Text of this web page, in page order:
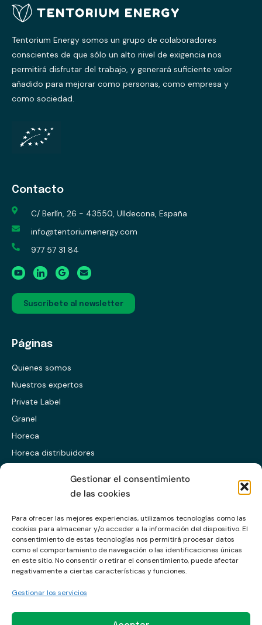
Gestionar el consentimiento
de las cookies
Para ofrecer las mejores experiencias, utilizamos tecnologías como las
cookies para almacenar y/o acceder a la información del dispositivo. El
consentimiento de estas tecnologías nos permitirá procesar datos
como el comportamiento de navegación o las identificaciones únicas
en este sitio. No consentir o retirar el consentimiento, puede afectar
negativamente a ciertas características y funciones.
Gestionar los servicios
Tentorium Energy somos un grupo de colaboradores
conscientes de que sólo un alto nivel de exigencia nos
permitirá disfrutar del trabajo, y generará suficiente valor
añadido para mejorar como personas, como empresa y
como sociedad.
Contacto
C/ Berlín, 26 - 43550, Ulldecona, España
info@tentoriumenergy.com
977 57 31 84
Suscríbete al newsletter
Páginas
Quienes somos
Nuestros expertos
Private Label
Granel
Horeca
Horeca distribuidores
Enlaces
Política de calidad
Política de cookies
Aviso legal